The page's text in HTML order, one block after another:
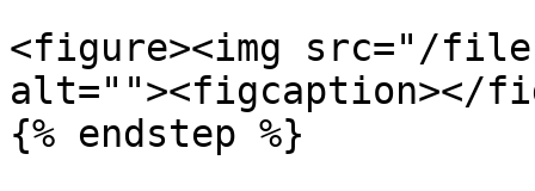
<figure><img src="/files/
alt=""><figcaption></
{% endstep %}